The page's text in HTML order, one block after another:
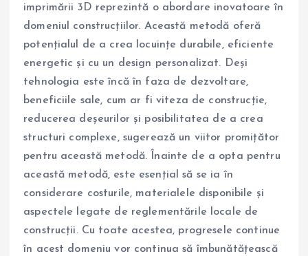
imprimării 3D reprezintă o abordare inovatoare în
domeniul construcțiilor. Această metodă oferă
potențialul de a crea locuințe durabile, eficiente
energetic și cu un design personalizat. Deși
tehnologia este încă în faza de dezvoltare,
beneficiile sale, cum ar fi viteza de construcție,
reducerea deșeurilor și posibilitatea de a crea
structuri complexe, sugerează un viitor promițător
pentru această metodă. Înainte de a opta pentru
această metodă, este esențial să se ia în
considerare costurile, materialele disponibile și
aspectele legate de reglementările locale de
construcții. Cu toate acestea, progresele continue
în acest domeniu vor continua să îmbunătățească